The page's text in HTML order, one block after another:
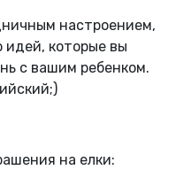
настроением,
идей, которые вы
с вашим ребенком.
на елки: